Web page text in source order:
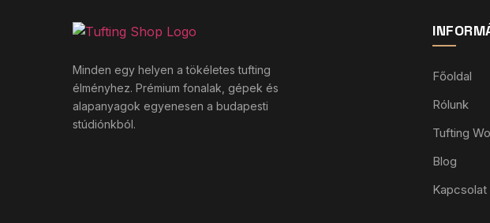
Minden egy helyen a tökéletes tufting
élményhez. Prémium fonalak, gépek és
alapanyagok egyenesen a budapesti
stúdiónkból.
Főoldal
Rólunk
Tufting
Blog
Kapcsolat